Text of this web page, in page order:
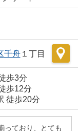
千舟１丁目
歩3分
歩12分
徒歩20分
っており、とても